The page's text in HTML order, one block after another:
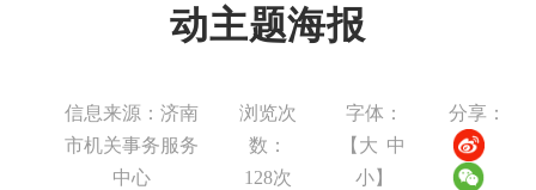
动主题海报
信息来源：济南
市机关事务服务
中心
浏览次
数：
128次
字体：
【 大 中
小】
分享：